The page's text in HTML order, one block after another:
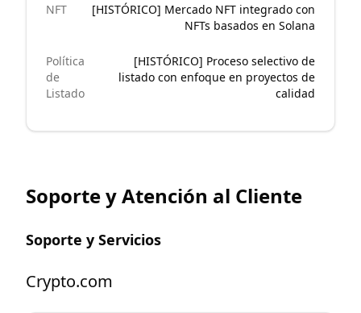
NFT
[HISTÓRICO] Mercado NFT integrado con
NFTs basados en Solana
Política
de
Listado
[HISTÓRICO] Proceso selectivo de
listado con enfoque en proyectos de
calidad
Soporte y Atención al Cliente
Soporte y Servicios
Crypto.com